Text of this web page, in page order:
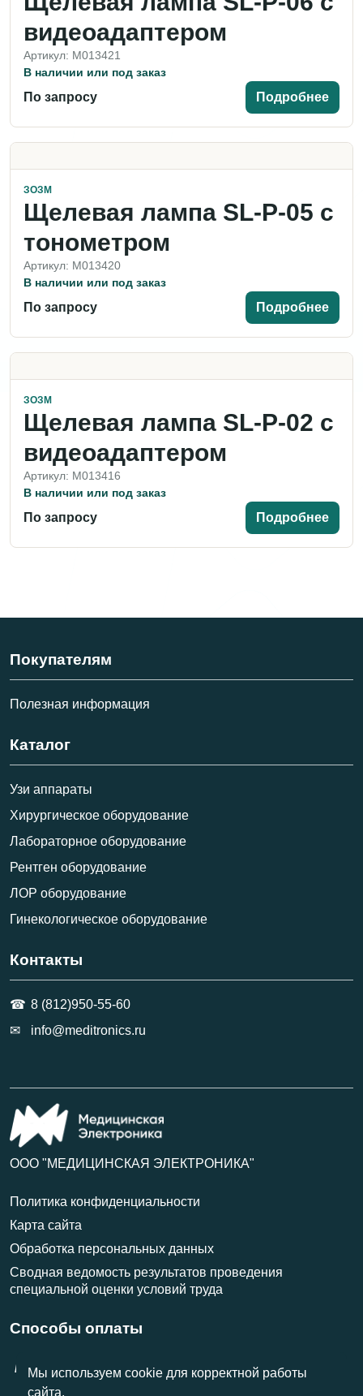
видеоадаптером
Артикул: M013421
В наличии или под заказ
По запросу Подробнее
ЗОЗМ
Щелевая лампа SL-P-05 с
тонометром
Артикул: M013420
В наличии или под заказ
По запросу Подробнее
ЗОЗМ
Щелевая лампа SL-P-02 с
видеоадаптером
Артикул: M013416
В наличии или под заказ
По запросу Подробнее
Покупателям
Полезная информация
Каталог
Узи аппараты
Хирургическое оборудование
Лабораторное оборудование
Рентген оборудование
ЛОР оборудование
Гинекологическое оборудование
Контакты
8 (812)950-55-60
info@meditronics.ru
ООО "МЕДИЦИНСКАЯ ЭЛЕКТРОНИКА"
Политика конфиденциальности
Карта сайта
Обработка персональных данных
Сводная ведомость результатов проведения
специальной оценки условий труда
Способы оплаты
MasterCard VISAМИР
Мы используем cookie для корректной работы
сайта.